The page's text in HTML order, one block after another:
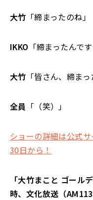
大竹 「締まったのね」
IKKO 「締まったんで
大竹 「皆さん、締ま
全員 「（笑）」
ショーの詳細は公式
30日から！
「大竹まこと ゴール
時、文化放送（